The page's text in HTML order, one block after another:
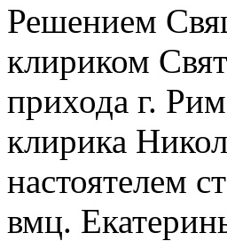
Решением
клириком
прихода г.
клирика
настоятелем
вмц.